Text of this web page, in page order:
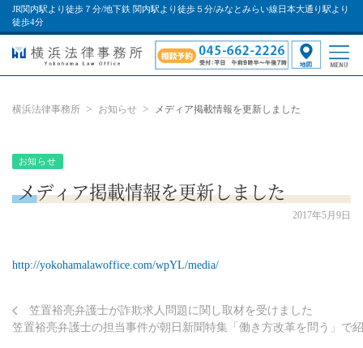
JR関内駅より徒歩７分/地下鉄 関内駅より徒歩５分/みなとみらい線日本大通り駅より
徒歩4分
横浜法律事務所 お知らせ メディア掲載情報を更新しました
お知らせ
メディア掲載情報を更新しました
2017年5月9日
http://yokohamalawoffice.com/wpYL/media/
笠置裕亮弁護士が詐欺求人問題に関し取材を受けました
笠置裕亮弁護士の担当事件が朝日新聞特集「働き方改革を問う」で